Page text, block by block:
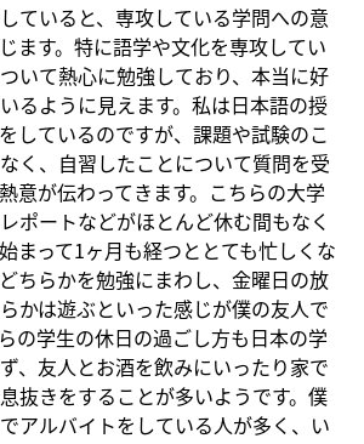
ていると、専攻している学問への意
ます。特に語学や文化を専攻してい
いて熱心に勉強しており、本当に好
るように見えます。私は日本語の授
しているのですが、課題や試験のこ
く、自習したことについて質問を受
意が伝わってきます。こちらの大学
ポートなどがほとんど休む間もなく
まって1ヶ月も経つととても忙しくな
ちらかを勉強にまわし、金曜日の放
かは遊ぶといった感じが僕の友人で
の学生の休日の過ごし方も日本の学
、友人とお酒を飲みにいったり家で
抜きをすることが多いようです。僕
アルバイトをしている人が多く、い